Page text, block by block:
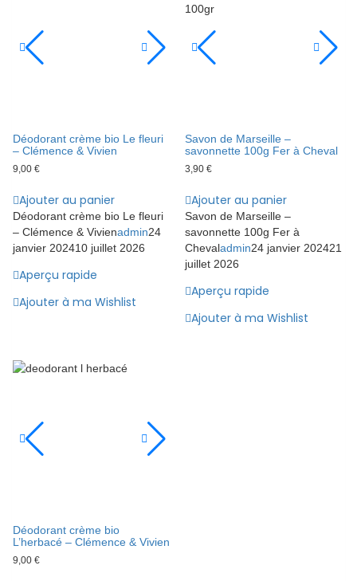
Déodorant crème bio Le fleuri
– Clémence & Vivien
9,00 €
Ajouter au panier
Déodorant crème bio Le fleuri
– Clémence & Vivienadmin24
janvier 202410 juillet 2026
Aperçu rapide
Ajouter à ma Wishlist
Savon de Marseille –
savonnette 100g Fer à Cheval
3,90€
Ajouter au panier
Savon de Marseille –
savonnette 100g Fer à
Chevaladmin24 janvier 202421
juillet 2026
Aperçu rapide
Ajouter à ma Wishlist
Déodorant crème bio
L’herbacé – Clémence & Vivien
9,00 €